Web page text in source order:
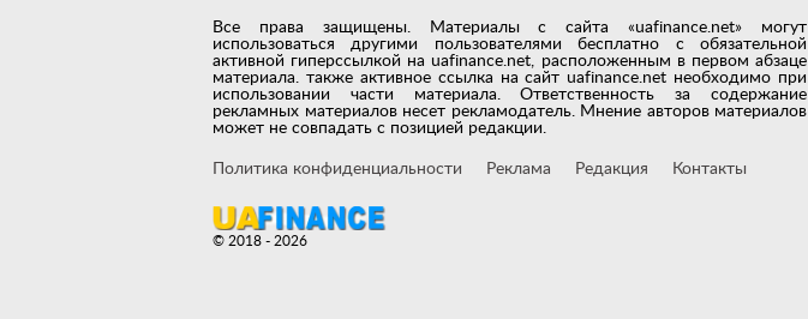
Все права защищены. Материалы с сайта «uafinance.net» могут
использоваться другими пользователями бесплатно с обязательной
активной гиперссылкой на uafinance.net, расположенным в первом абзаце
материала. также активное ссылка на сайт uafinance.net необходимо при
использовании части материала. Ответственность за содержание
рекламных материалов несет рекламодатель. Мнение авторов материалов
может не совпадать с позицией редакции.
Политика конфиденциальности Реклама Редакция Контакты
© 2018 - 2026